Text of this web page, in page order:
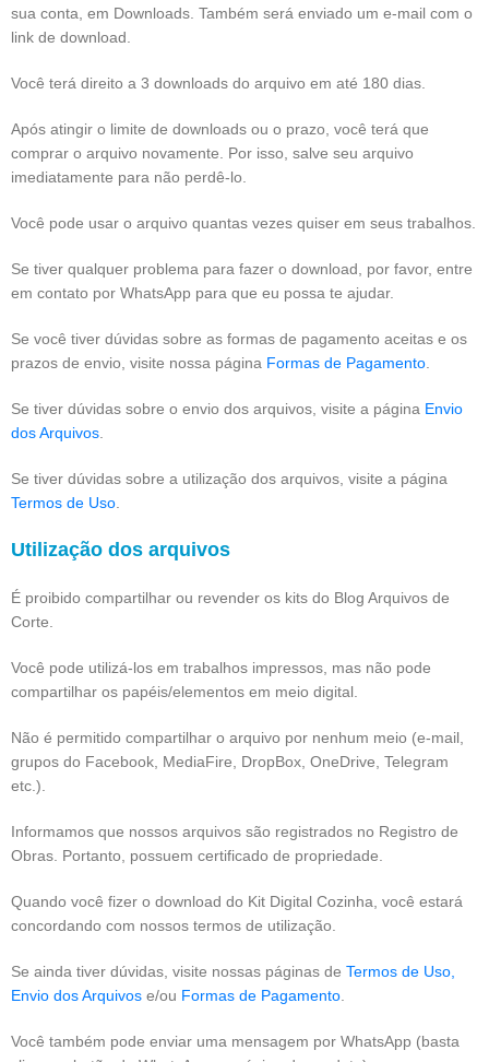
sua conta, em Downloads. Também será enviado um e-mail com o
link de download.
Você terá direito a 3 downloads do arquivo em até 180 dias.
Após atingir o limite de downloads ou o prazo, você terá que
comprar o arquivo novamente. Por isso, salve seu arquivo
imediatamente para não perdê-lo.
Você pode usar o arquivo quantas vezes quiser em seus trabalhos.
Se tiver qualquer problema para fazer o download, por favor, entre
em contato por WhatsApp para que eu possa te ajudar.
Se você tiver dúvidas sobre as formas de pagamento aceitas e os
prazos de envio, visite nossa página Formas de Pagamento.
Se tiver dúvidas sobre o envio dos arquivos, visite a página Envio
dos Arquivos.
Se tiver dúvidas sobre a utilização dos arquivos, visite a página
Termos de Uso.
Utilização dos arquivos
É proibido compartilhar ou revender os kits do Blog Arquivos de
Corte.
Você pode utilizá-los em trabalhos impressos, mas não pode
compartilhar os papéis/elementos em meio digital.
Não é permitido compartilhar o arquivo por nenhum meio (e-mail,
grupos do Facebook, MediaFire, DropBox, OneDrive, Telegram
etc.).
Informamos que nossos arquivos são registrados no Registro de
Obras. Portanto, possuem certificado de propriedade.
Quando você fizer o download do Kit Digital Cozinha, você estará
concordando com nossos termos de utilização.
Se ainda tiver dúvidas, visite nossas páginas de Termos de Uso,
Envio dos Arquivos e/ou Formas de Pagamento.
Você também pode enviar uma mensagem por WhatsApp (basta